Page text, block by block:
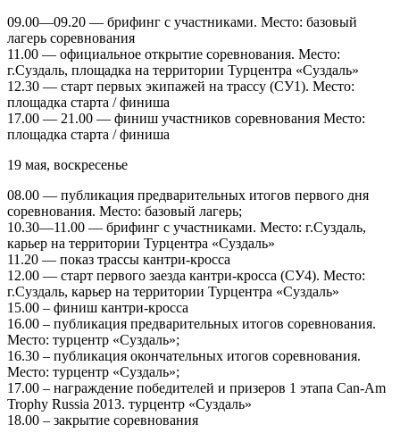
09.00—09.20 — брифинг с участниками. Место: базовый
лагерь соревнования
11.00 — официальное открытие соревнования. Место:
г.Суздаль, площадка на территории Турцентра «Суздаль»
12.30 — старт первых экипажей на трассу (СУ1). Место:
площадка старта / финиша
17.00 — 21.00 — финиш участников соревнования Место:
площадка старта / финиша
19 мая, воскресенье
08.00 — публикация предварительных итогов первого дня
соревнования. Место: базовый лагерь;
10.30—11.00 — брифинг с участниками. Место: г.Суздаль,
карьер на территории Турцентра «Суздаль»
11.20 — показ трассы кантри-кросса
12.00 — старт первого заезда кантри-кросса (СУ4). Место:
г.Суздаль, карьер на территории Турцентра «Суздаль»
15.00 – финиш кантри-кросса
16.00 – публикация предварительных итогов соревнования.
Место: турцентр «Суздаль»;
16.30 – публикация окончательных итогов соревнования.
Место: турцентр «Суздаль»;
17.00 – награждение победителей и призеров 1 этапа Can-Am
Trophy Russia 2013. турцентр «Суздаль»
18.00 – закрытие соревнования